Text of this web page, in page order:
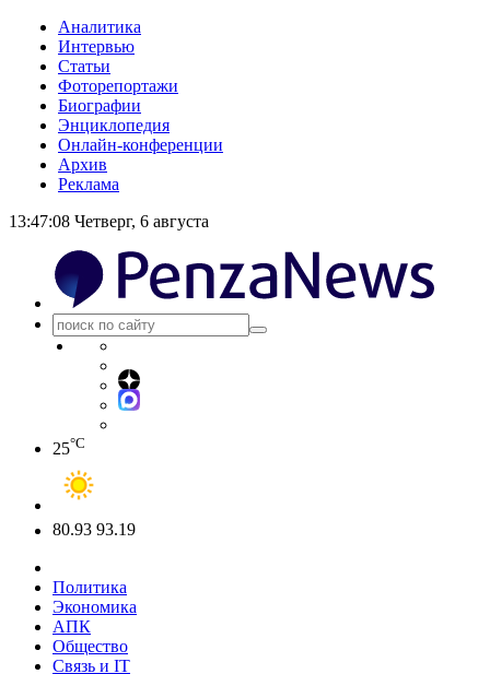
Аналитика
Интервью
Статьи
Фоторепортажи
Биографии
Энциклопедия
Онлайн-конференции
Архив
Реклама
13:47:09 Четверг, 6 августа
25°C
80.93 93.19
Политика
Экономика
АПК
Общество
Связь и IT